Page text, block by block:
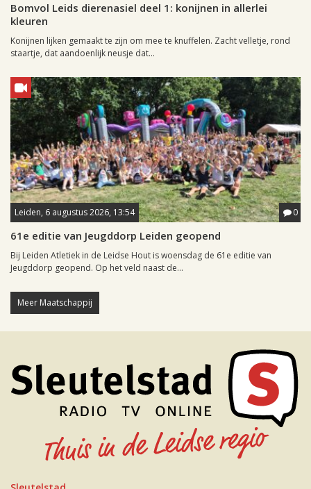
Bomvol Leids dierenasiel deel 1: konijnen in allerlei
kleuren
Konijnen lijken gemaakt te zijn om mee te knuffelen. Zacht velletje, rond
staartje, dat aandoenlijk neusje dat...
Leiden, 6 augustus 2026, 13:54 0
61e editie van Jeugddorp Leiden geopend
Bij Leiden Atletiek in de Leidse Hout is woensdag de 61e editie van
Jeugddorp geopend. Op het veld naast de...
Meer Maatschappij